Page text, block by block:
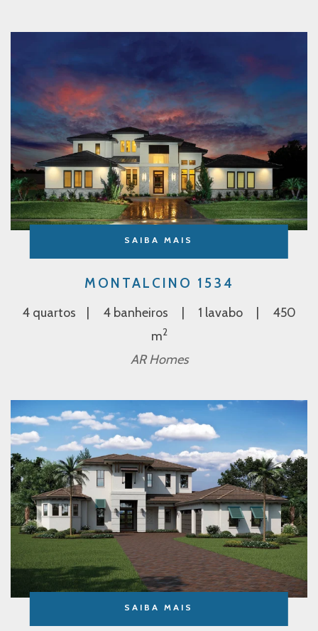
SAIBA MAIS
SAIBA MAIS
MONTALCINO 1534
4 quartos 4 banheiros 1 lavabo
450
m2
AR Homes